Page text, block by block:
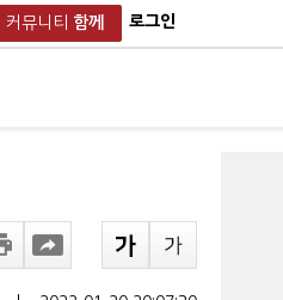
커뮤니티 함께 로그인